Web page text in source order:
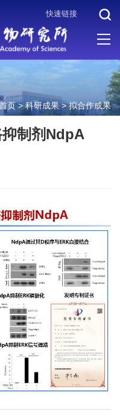
快速链接
页>科研成果>拟合作成果
制剂NdpA